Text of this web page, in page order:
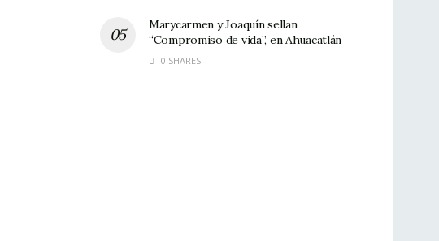
Marycarmen y Joaquín sellan
“Compromiso de vida”, en Ahuacatlán
0 SHARES